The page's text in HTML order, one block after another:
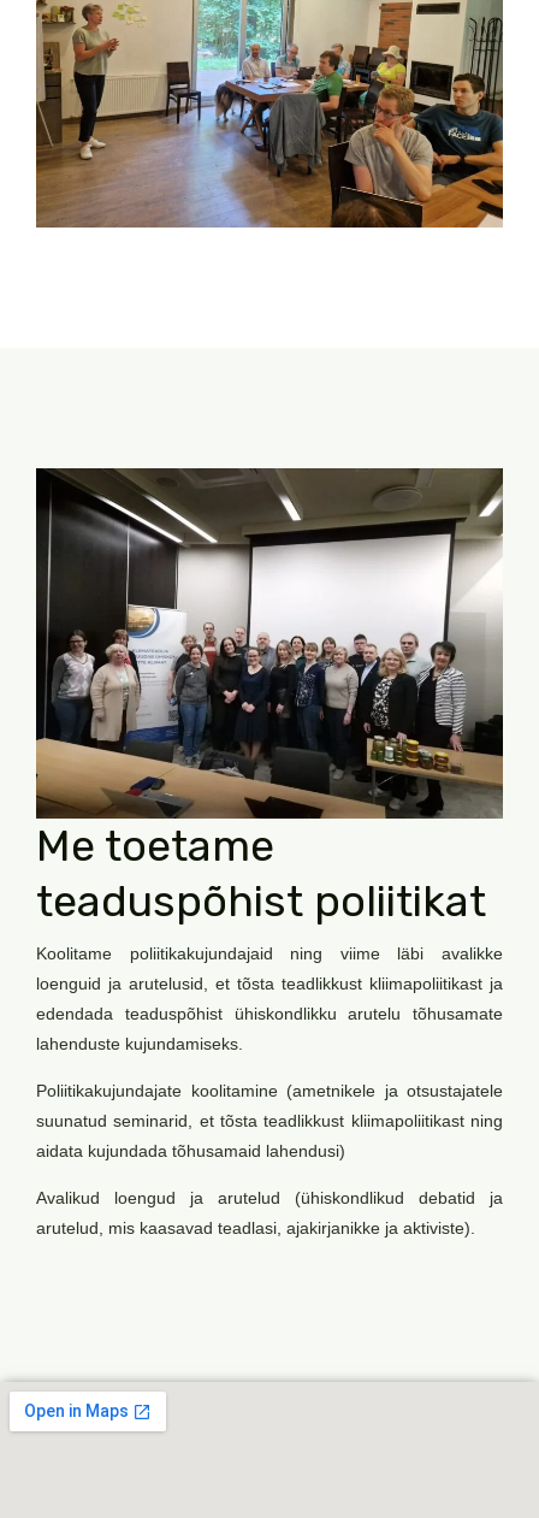
Me toetame
teaduspõhist poliitikat
Koolitame poliitikakujundajaid ning viime läbi avalikke
loenguid ja arutelusid, et tõsta teadlikkust kliimapoliitikast ja
edendada teaduspõhist ühiskondlikku arutelu tõhusamate
lahenduste kujundamiseks.
Poliitikakujundajate koolitamine (ametnikele ja otsustajatele
suunatud seminarid, et tõsta teadlikkust kliimapoliitikast ning
aidata kujundada tõhusamaid lahendusi)
Avalikud loengud ja arutelud (ühiskondlikud debatid ja
arutelud, mis kaasavad teadlasi, ajakirjanikke ja aktiviste).